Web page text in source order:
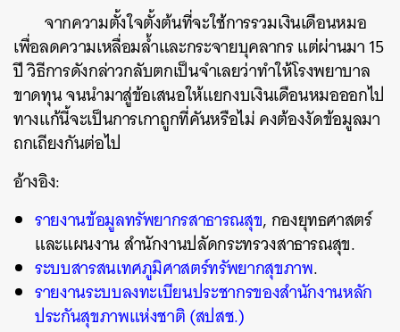
จากความตั้งใจตั้งต้นที่จะใช้การรวมเงินเดือนหมอ
เพื่อลดความเหลื่อมล้ำและกระจายบุคลากร แต่ผ่านมา 15
ปี วิธีการดังกล่าวกลับตกเป็นจำเลยว่าทำให้โรงพยาบาล
ขาดทุน จนนำมาสู่ข้อเสนอให้แยกงบเงินเดือนหมอออกไป
ทางแก้นี้จะเป็นการเกาถูกที่คันหรือไม่ คงต้องงัดข้อมูลมา
ถกเถียงกันต่อไป
อ้างอิง:
รายงานข้อมูลทรัพยากรสาธารณสุข, กองยุทธศาสตร์
และแผนงาน สำนักงานปลัดกระทรวงสาธารณสุข.
ระบบสารสนเทศภูมิศาสตร์ทรัพยากสุขภาพ.
รายงานระบบลงทะเบียนประชากรของสำนักงานหลัก
ประกันสุขภาพแห่งชาติ (สปสช.)